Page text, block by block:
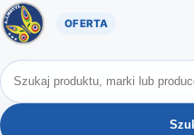
Oferta A. Motyl
Szukaj produktów